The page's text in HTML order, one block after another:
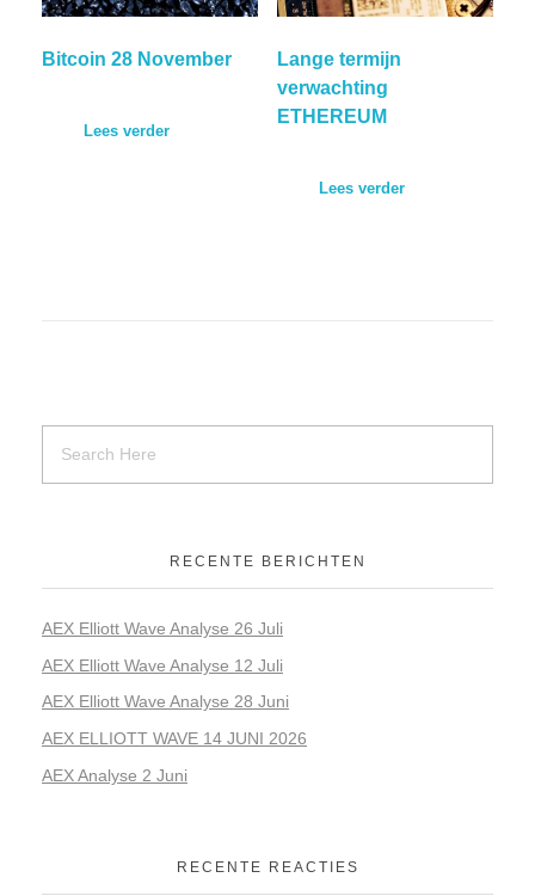
Bitcoin 28 November
Lees verder
Lange termijn
verwachting
ETHEREUM
Lees verder
RECENTE BERICHTEN
AEX Elliott Wave Analyse 26 Juli
AEX Elliott Wave Analyse 12 Juli
AEX Elliott Wave Analyse 28 Juni
AEX ELLIOTT WAVE 14 JUNI 2026
AEX Analyse 2 Juni
RECENTE REACTIES